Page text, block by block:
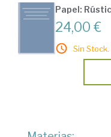
Papel:
24,00 €
Sin